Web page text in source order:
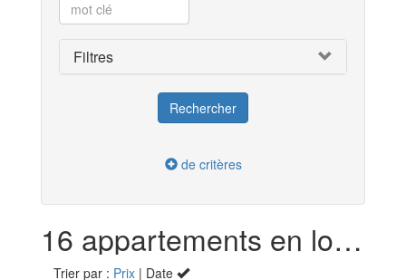
Filtres
de critères
16 appartements en location dans les Alpes-de-Haute-Provence (04)
Trier par : Prix | Date